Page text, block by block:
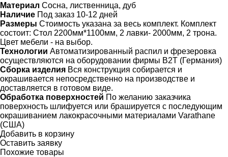
Материал Сосна, лиственница, дуб
Наличие Под заказ 10-12 дней
Размеры Стоимость указана за весь комплект. Комплект
состоит: Стол 2200мм*1100мм, 2 лавки- 2000мм, 2 трона.
Цвет мебели - на выбор.
Технологии Автоматизированный распил и фрезеровка
осуществляются на оборудовании фирмы B2T (Германия)
Сборка изделия Вся конструкция собирается и
окрашивается непосредственно на производстве и
доставляется в готовом виде.
Обработка поверхностей По желанию заказчика
поверхность шлифуется или брашируется с последующим
окрашиванием лакокрасочными материалами Varathane
(США)
Добавить в корзину
Оставить заявку
Похожие товары